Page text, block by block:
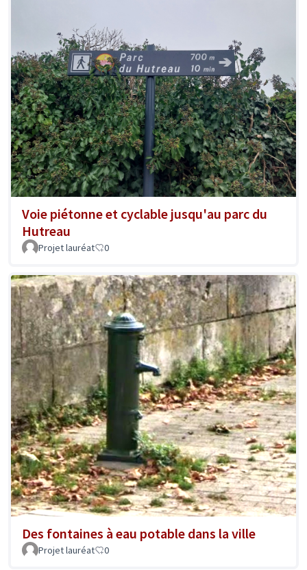
Voie piétonne et cyclable jusqu'au parc du
Hutreau
Projet lauréat 0
Des fontaines à eau potable dans la ville
Projet lauréat 0